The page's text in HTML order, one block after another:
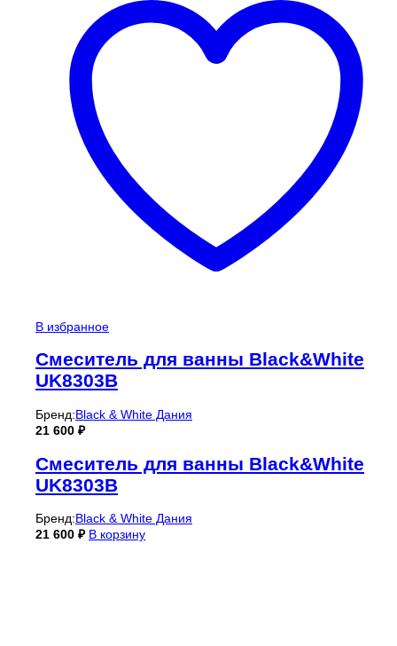
В избранное
Смеситель для ванны Black&White
UK8303B
Бренд:Black & White Дания
21 600 ₽
Смеситель для ванны Black&White
UK8303B
Бренд:Black & White Дания
21 600 ₽ В корзину